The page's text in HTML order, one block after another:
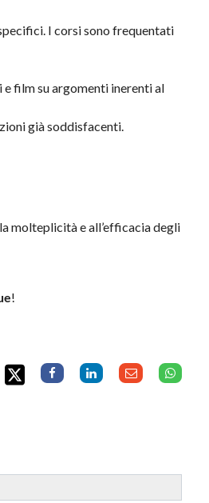
I corsi sono frequentati
film su argomenti inerenti al
già soddisfacenti.
molteplicità e all’efficacia degli
!